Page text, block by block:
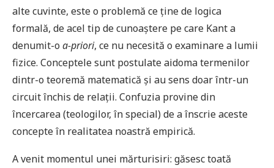
alte cuvinte, este o problemă ce ține de logica
formală, de acel tip de cunoaștere pe care Kant a
denumit-o a-priori, ce nu necesită o examinare a lumii
fizice. Conceptele sunt postulate aidoma termenilor
dintr-o teoremă matematică și au sens doar într-un
circuit închis de relații. Confuzia provine din
încercarea (teologilor, în special) de a înscrie aceste
concepte în realitatea noastră empirică.
A venit momentul unei mărturisiri: găsesc toată